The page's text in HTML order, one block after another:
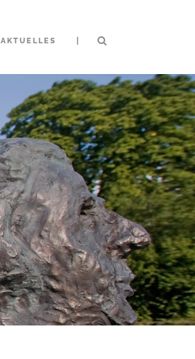
AKTUELLES |